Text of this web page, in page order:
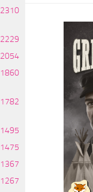
2310
2229
2054
1860
1782
1495
1475
1367
1267